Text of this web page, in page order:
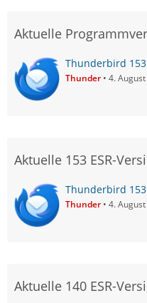
Aktuelle
Thunderbird
Thunder 4.
Aktuelle 153 ESR-
Thunderbird
Thunder 4.
Aktuelle 140 ESR-